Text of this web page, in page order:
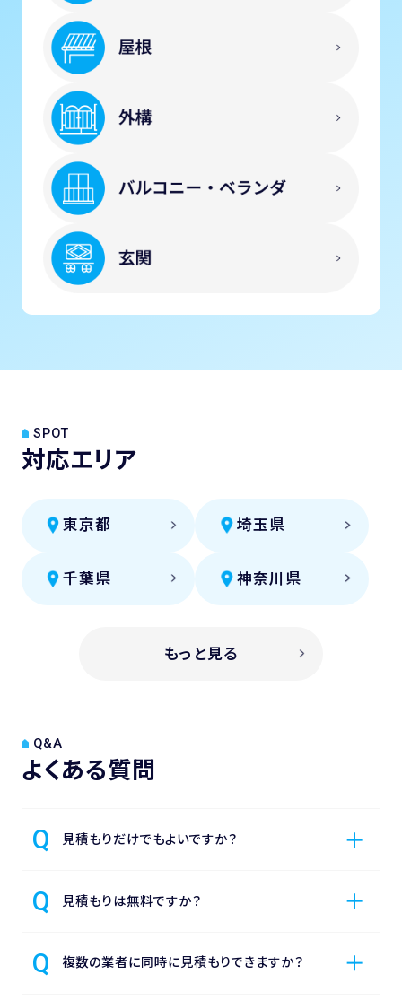
SPOT
対応エリア
東京都 埼玉県
千葉県 神奈川県
もっと見る
Q&A
よくある質問
見積もりだけでもよいですか？
見積もりは無料ですか？
複数の業者に同時に見積もりできますか？